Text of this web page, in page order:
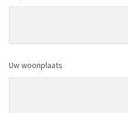
Uw woonplaats